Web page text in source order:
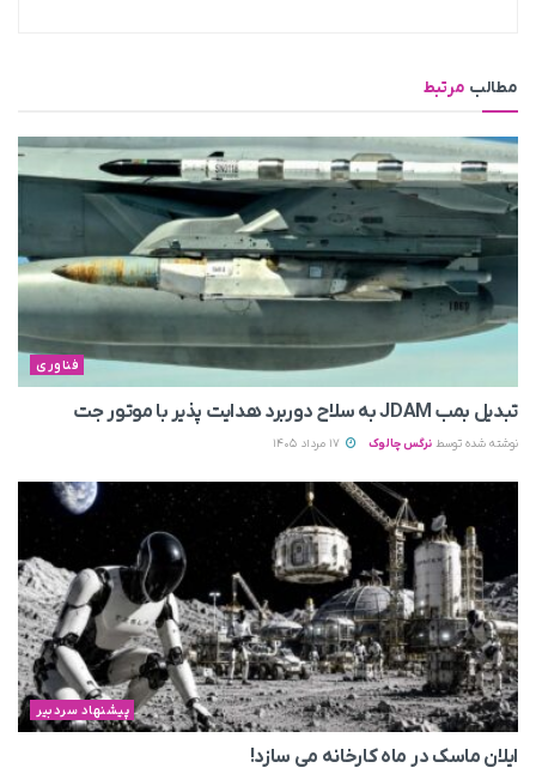
مطالب مرتبط
فناوری
تبدیل بمب JDAM به سلاح دوربرد هدایت پذیر با موتور جت
نوشته شده توسط نرگس چالوک
پیشنهاد سردبیر
ایلان ماسک در ماه کارخانه می سازد!